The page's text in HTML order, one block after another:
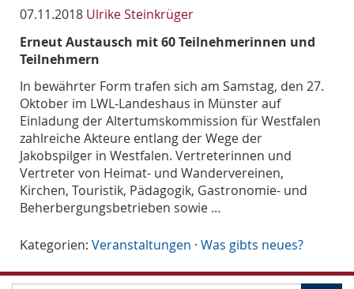
07.11.2018 Ulrike Steinkrüger
Erneut Austausch mit 60 Teilnehmerinnen und
Teilnehmern
In bewährter Form trafen sich am Samstag, den 27.
Oktober im LWL-Landeshaus in Münster auf
Einladung der Altertumskommission für Westfalen
zahlreiche Akteure entlang der Wege der
Jakobspilger in Westfalen. Vertreterinnen und
Vertreter von Heimat- und Wandervereinen,
Kirchen, Touristik, Pädagogik, Gastronomie- und
Beherbergungsbetrieben sowie …
Kategorien: Veranstaltungen · Was gibts neues?